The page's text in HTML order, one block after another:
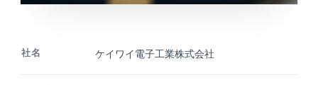
社名 ケイワイ電子工業株式会社